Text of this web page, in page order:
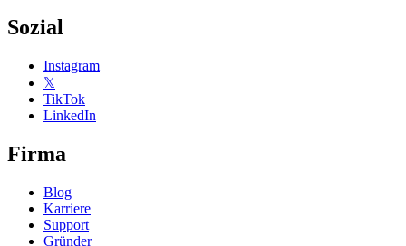
Sozial
Instagram
𝕏
TikTok
LinkedIn
Firma
Blog
Karriere
Support
Gründer